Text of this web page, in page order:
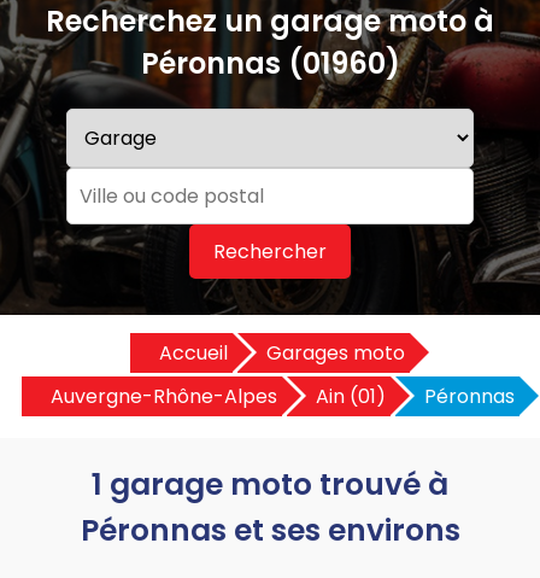
Recherchez un garage moto à
Péronnas (01960)
Rechercher
Accueil
Garages moto
Auvergne-Rhône-Alpes
Ain (01) Péronnas
1 garage moto trouvé à
Péronnas et ses environs